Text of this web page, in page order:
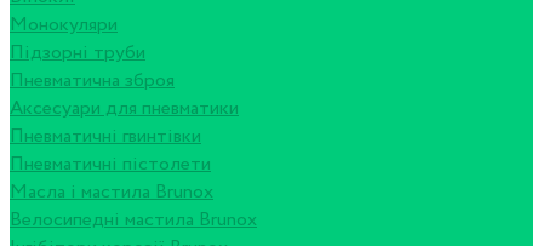
Монокуляри
Підзорні труби
Пневматична зброя
Аксесуари для пневматики
Пневматичні гвинтівки
Пневматичні пістолети
Масла і мастила Brunox
Велосипедні мастила Brunox